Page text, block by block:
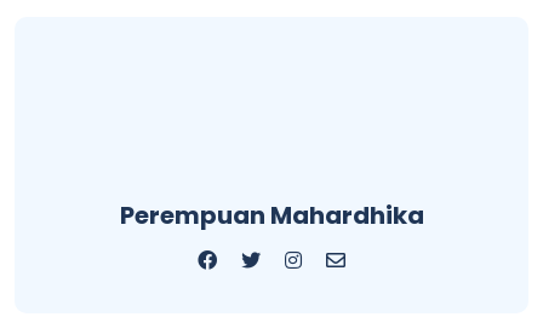
Perempuan Mahardhika